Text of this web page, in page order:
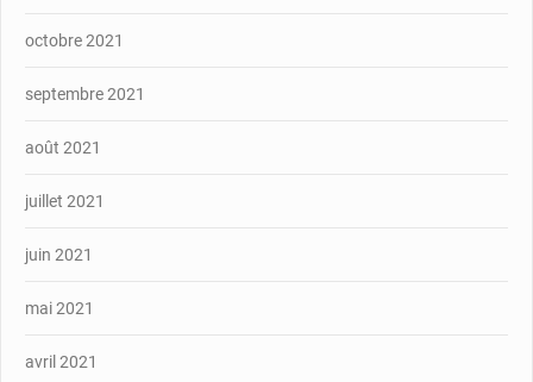
octobre 2021
septembre 2021
août 2021
juillet 2021
juin 2021
mai 2021
avril 2021